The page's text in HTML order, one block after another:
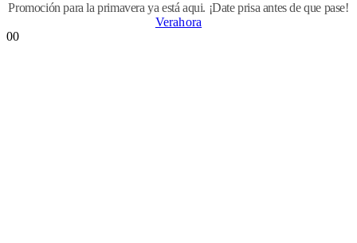
Promoción para la primavera ya está aqui. ¡Date prisa antes de que pase!
Verahora
00